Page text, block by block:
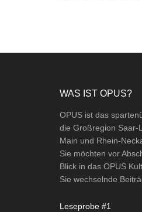
WAS IST OPUS?
OPUS ist das
die Großregion Saar-
Main und Rhein-
Sie möchten vor
Blick in das OPUS
Sie wechselnde
Leseprobe #1